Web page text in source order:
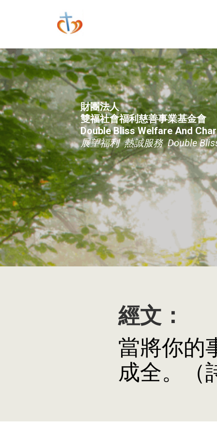
財團法人
雙福社會福利慈善事業基金會
Double Bliss Welfare And
展望福利 熱誠服務 Double
經文：
當將你的
成全。（